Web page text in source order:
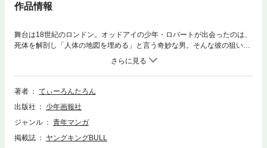
作品情報
舞台は18世紀のロンドン。オッドアイの少年・ロバートが出会ったのは、
死体を解剖し「人体の地図を埋める」と言う奇妙な男。そんな彼の狙い
は、ロバートの眼にあって?!?のちに近代医学の礎を創ったと言われる解
剖医ジョン・ハンターの生涯を描く英国医療史伝！
著者
てぃーろんたろん
出版社
少年画報社
ジャンル
青年マンガ
掲載誌
ヤングキングBULL